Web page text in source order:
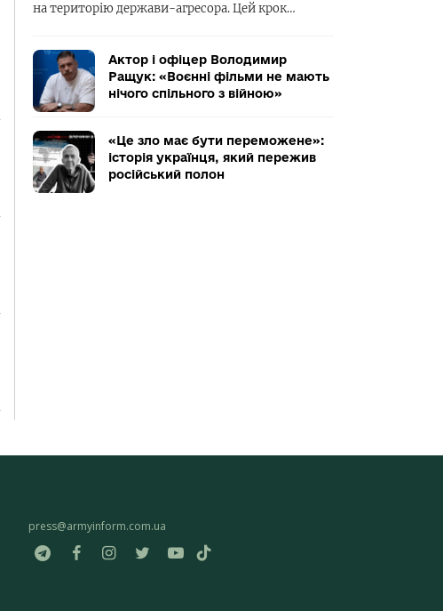
на територію держави-агресора. Цей крок…
Актор і офіцер Володимир
Ращук: «Воєнні фільми не мають
нічого спільного з війною»
«Це зло має бути переможене»:
історія українця, який пережив
російський полон
press@armyinform.com.ua